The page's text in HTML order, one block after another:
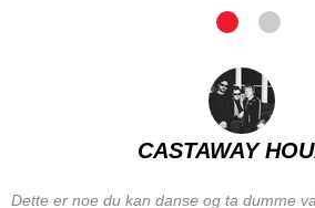
CASTAWAY
Dette er noe du kan danse og ta dumme